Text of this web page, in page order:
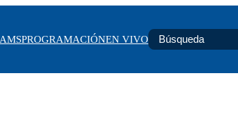
PROGRAMACIÓNEN VIVO